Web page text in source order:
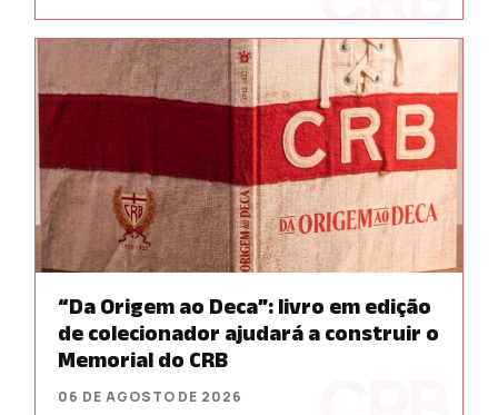
“Da Origem ao Deca”: livro em edição
de colecionador ajudará a construir o
Memorial do CRB
06 DE AGOSTO DE 2026